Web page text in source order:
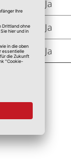
Ja
Ja
Ja